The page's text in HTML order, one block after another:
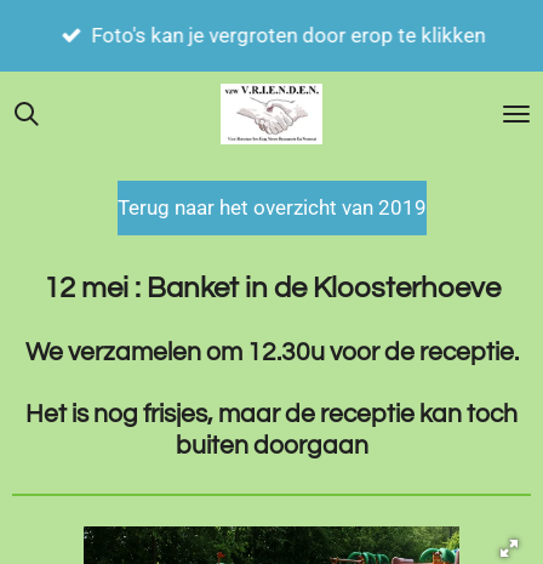
de
trefwoord in.
Terug naar het overzicht van 2019
12 mei : Banket in de Kloosterhoeve
We verzamelen om 12.30u voor de receptie.
Het is nog frisjes, maar de receptie kan toch
buiten doorgaan